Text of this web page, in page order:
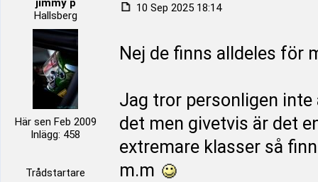
jimmy p
Hallsberg
Här sen Feb 2009
Inlägg: 458
Trådstartare
10 Sep 2025 18:14
Nej de finns alldeles för
Jag tror personligen
det men givetvis är det
extremare klasser så
m.m